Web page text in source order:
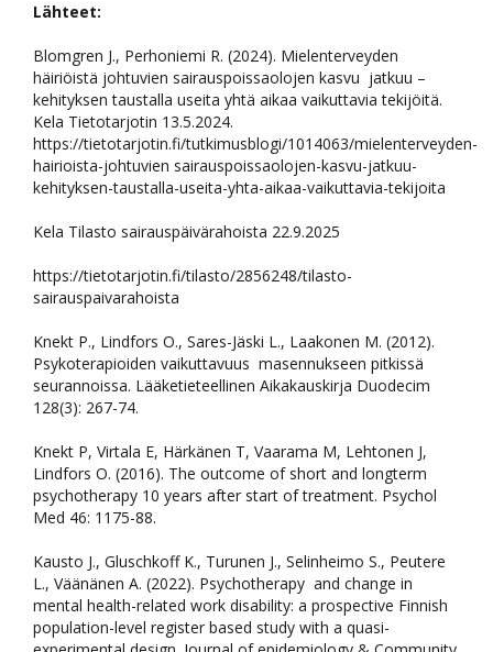
Lähteet:
Blomgren J., Perhoniemi R. (2024). Mielenterveyden
häiriöistä johtuvien sairauspoissaolojen kasvu jatkuu –
kehityksen taustalla useita yhtä aikaa vaikuttavia tekijöitä.
Kela Tietotarjotin 13.5.2024.
https://tietotarjotin.fi/tutkimusblogi/1014063/mielenterveyden-
hairioista-johtuvien sairauspoissaolojen-kasvu-jatkuu-
kehityksen-taustalla-useita-yhta-aikaa-vaikuttavia-tekijoita
Kela Tilasto sairauspäivärahoista 22.9.2025
https://tietotarjotin.fi/tilasto/2856248/tilasto-
sairauspaivarahoista
Knekt P., Lindfors O., Sares-Jäski L., Laakonen M. (2012).
Psykoterapioiden vaikuttavuus masennukseen pitkissä
seurannoissa. Lääketieteellinen Aikakauskirja Duodecim
128(3): 267-74.
Knekt P, Virtala E, Härkänen T, Vaarama M, Lehtonen J,
Lindfors O. (2016). The outcome of short and longterm
psychotherapy 10 years after start of treatment. Psychol
Med 46: 1175-88.
Kausto J., Gluschkoff K., Turunen J., Selinheimo S., Peutere
L., Väänänen A. (2022). Psychotherapy and change in
mental health-related work disability: a prospective Finnish
population-level register based study with a quasi-